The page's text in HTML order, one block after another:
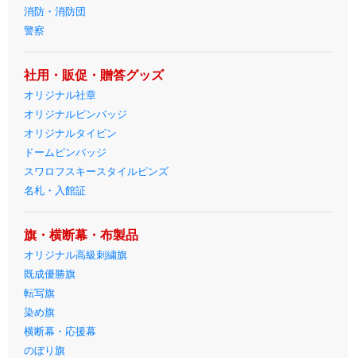
消防・消防団
警察
社用・販促・贈答グッズ
オリジナル社章
オリジナルピンバッジ
オリジナルタイピン
ドームピンバッジ
スワロフスキースタイルピンズ
名札・入館証
旗・横断幕・布製品
オリジナル高級刺繍旗
既成優勝旗
転写旗
染め旗
横断幕・応援幕
のぼり旗